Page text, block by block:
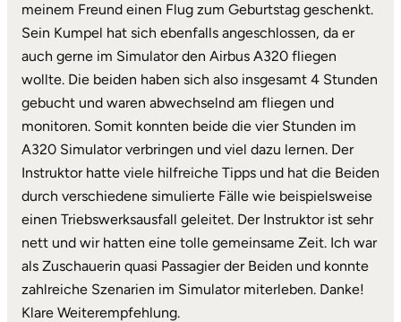
meinem Freund einen Flug zum Geburtstag geschenkt.
Sein Kumpel hat sich ebenfalls angeschlossen, da er
auch gerne im Simulator den Airbus A320 fliegen
wollte. Die beiden haben sich also insgesamt 4 Stunden
gebucht und waren abwechselnd am fliegen und
monitoren. Somit konnten beide die vier Stunden im
A320 Simulator verbringen und viel dazu lernen. Der
Instruktor hatte viele hilfreiche Tipps und hat die Beiden
durch verschiedene simulierte Fälle wie beispielsweise
einen Triebswerksausfall geleitet. Der Instruktor ist sehr
nett und wir hatten eine tolle gemeinsame Zeit. Ich war
als Zuschauerin quasi Passagier der Beiden und konnte
zahlreiche Szenarien im Simulator miterleben. Danke!
Klare Weiterempfehlung.
Leipzig
Leutkirch
Ludwigslust-Parchim
Löbau
Lübeck
Lüchow-Dannenberg